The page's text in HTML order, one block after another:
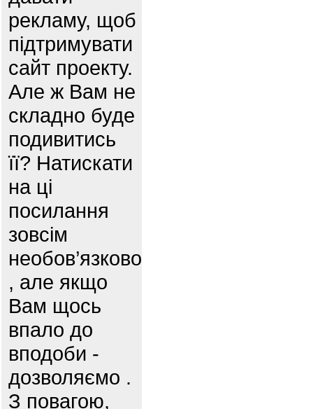
рекламу, щоб
підтримувати
сайт проекту.
Але ж Вам не
складно буде
подивитись
її? Натискати
на ці
посилання
зовсім
необов’язково
, але якщо
Вам щось
впало до
вподоби -
дозволяємо .
З повагою,